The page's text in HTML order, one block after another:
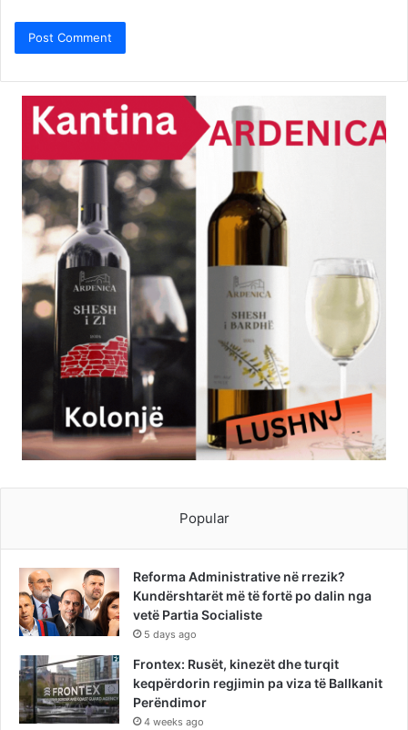
Popular
Reforma Administrative në rrezik?
Kundërshtarët më të fortë po dalin nga
vetë Partia Socialiste
5 days ago
Frontex: Rusët, kinezët dhe turqit
keqpërdorin regjimin pa viza të Ballkanit
Perëndimor
4 weeks ago